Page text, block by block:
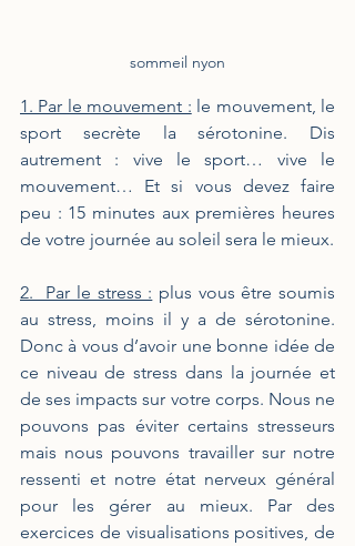
sommeil nyon
1. Par le mouvement : le mouvement, le
sport secrète la sérotonine. Dis
autrement : vive le sport… vive le
mouvement… Et si vous devez faire
peu : 15 minutes aux premières heures
de votre journée au soleil sera le mieux.
2.  Par le stress : plus vous être soumis
au stress, moins il y a de sérotonine.
Donc à vous d’avoir une bonne idée de
ce niveau de stress dans la journée et
de ses impacts sur votre corps. Nous ne
pouvons pas éviter certains stresseurs
mais nous pouvons travailler sur notre
ressenti et notre état nerveux général
pour les gérer au mieux. Par des
exercices de visualisations positives, de